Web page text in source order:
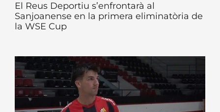
El Reus Deportiu s’enfrontarà al
Sanjoanense en la primera eliminatòria de
la WSE Cup